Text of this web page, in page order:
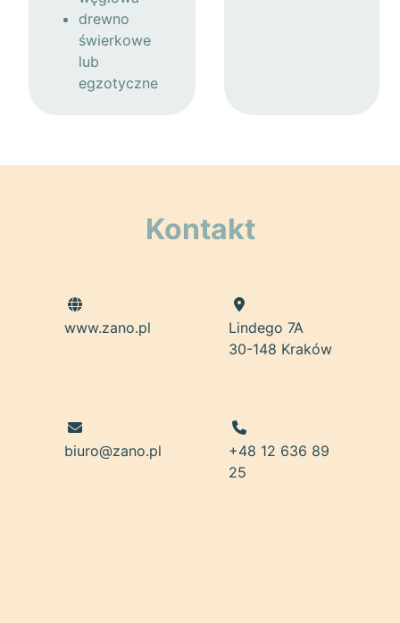
drewno
świerkowe
lub
egzotyczne
Kontakt
www.zano.pl
Lindego 7A
30-148 Kraków
biuro@zano.pl
+48 12 636 89
25